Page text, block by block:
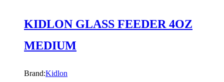
KIDLON GLASS FEEDER 4OZ
MEDIUM
Brand:Kidlon